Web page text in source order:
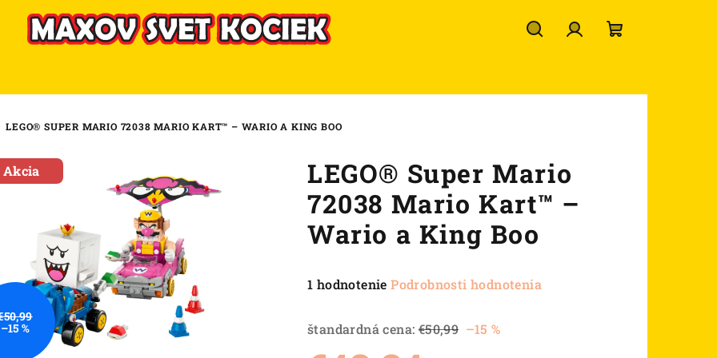
košík
LEGO® SUPER MARIO 72038 MARIO KART™ – WARIO A KING BOO
LEGO® Super Mario
72038 Mario Kart™ –
Wario a King Boo
Priemerné
produktu
1 hodnotenie Podrobnosti hodnotenia
štandardná cena: €50,99 –15 %
Akcia
–15 %